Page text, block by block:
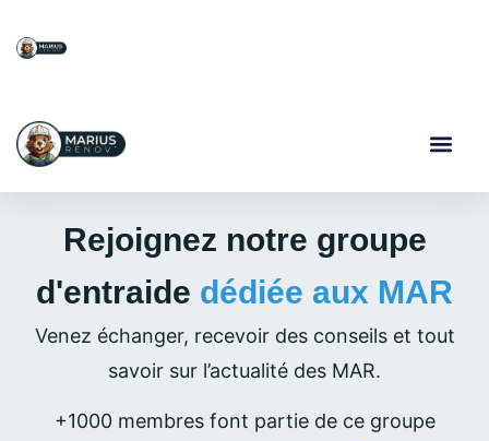
Rejoignez notre groupe
d'entraide dédiée aux MAR
Venez échanger, recevoir des conseils et tout
savoir sur l’actualité des MAR.
+1000 membres font partie de ce groupe